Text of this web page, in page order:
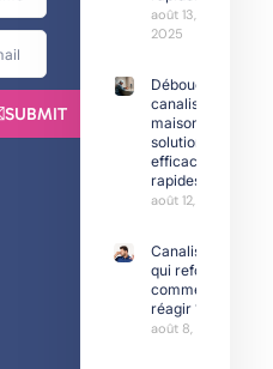
SUBMIT
août 13,
2025
Débouchage
canalisation
maison :
solutions
efficaces et
rapides
août 12, 2025
Canalisation
qui refoule :
comment
réagir ?
août 8, 2025